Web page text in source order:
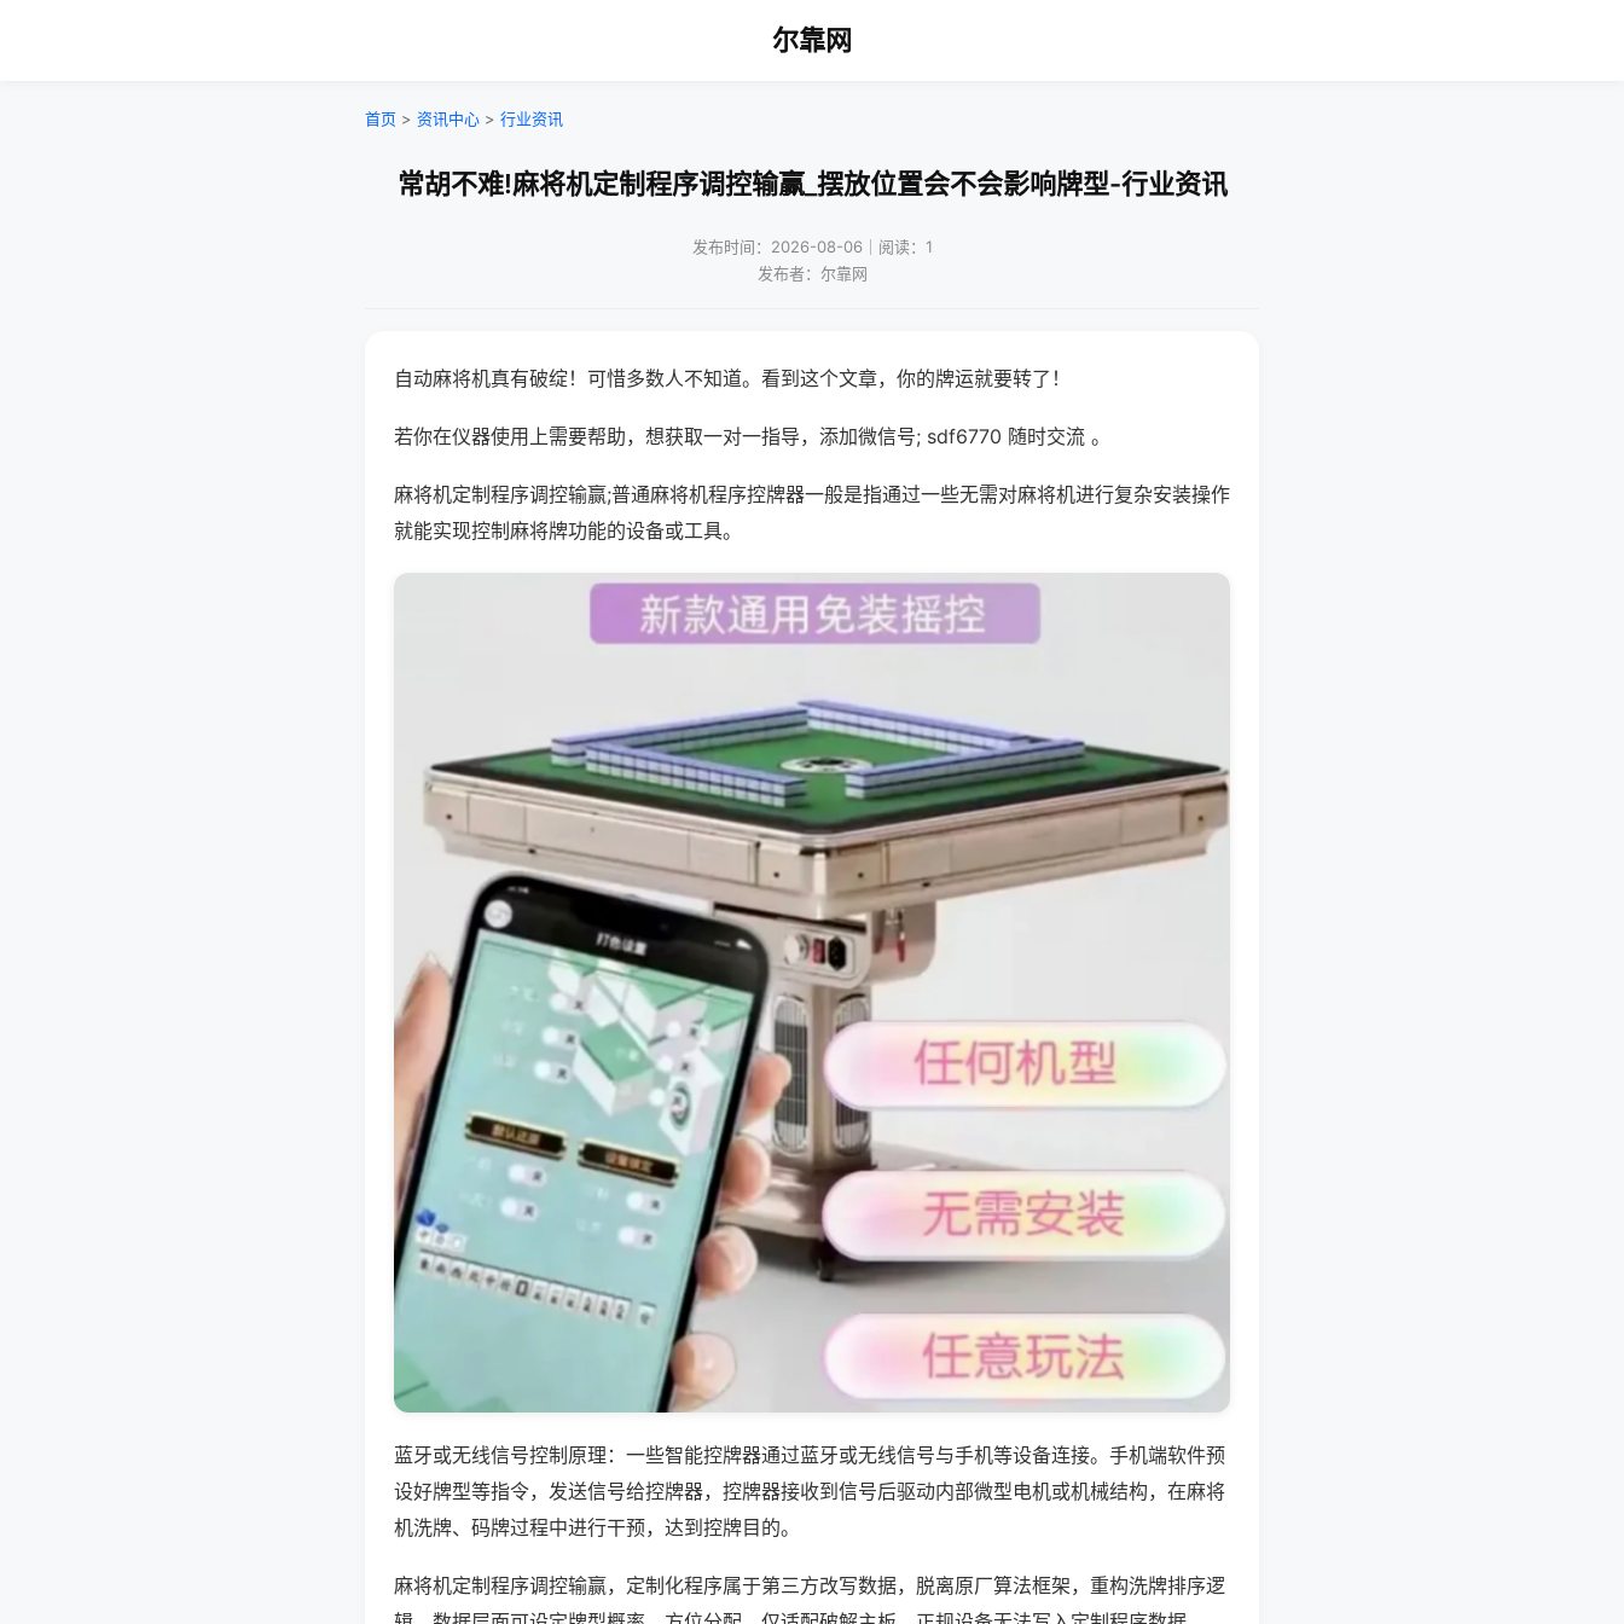
尔靠网
首页 > 资讯中心 > 行业资讯
常胡不难!麻将机定制程序调控输赢_摆放位置会不会影响牌型-行业资讯
发布时间：2026-08-06｜阅读：1
发布者：尔靠网
自动麻将机真有破绽！可惜多数人不知道。看到这个文章，你的牌运就要转了！
若你在仪器使用上需要帮助，想获取一对一指导，添加微信号; sdf6770 随时交流 。
麻将机定制程序调控输赢;普通麻将机程序控牌器一般是指通过一些无需对麻将机进行复杂安装操作
就能实现控制麻将牌功能的设备或工具。
蓝牙或无线信号控制原理：一些智能控牌器通过蓝牙或无线信号与手机等设备连接。手机端软件预
设好牌型等指令，发送信号给控牌器，控牌器接收到信号后驱动内部微型电机或机械结构，在麻将
机洗牌、码牌过程中进行干预，达到控牌目的。
麻将机定制程序调控输赢，定制化程序属于第三方改写数据，脱离原厂算法框架，重构洗牌排序逻